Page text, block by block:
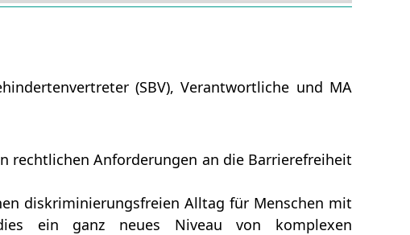
(SBV), Verantwortliche und MA
rechtlichen Anforderungen an die Barrierefreiheit
diskriminierungsfreien Alltag für Menschen mit
ein ganz neues Niveau von komplexen